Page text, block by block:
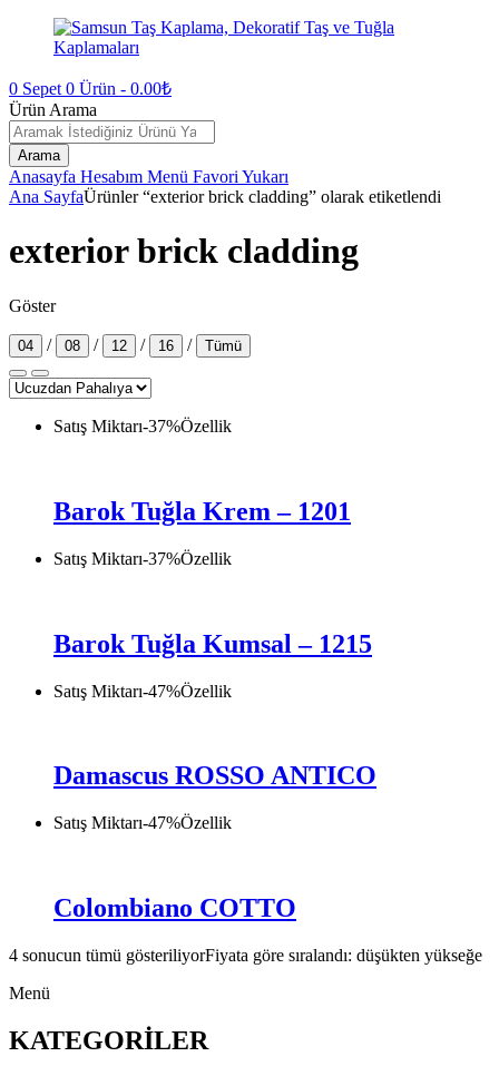
0 Sepet 0 Ürün - 0.00₺
Ürün Arama
Arama
Anasayfa Hesabım Menü Favori Yukarı
Ana SayfaÜrünler “exterior brick cladding” olarak etiketlendi
exterior brick cladding
Göster
04 / 08 / 12 / 16 / Tümü
Satış Miktarı-37%Özellik
Barok Tuğla Krem – 1201
Satış Miktarı-37%Özellik
Barok Tuğla Kumsal – 1215
Satış Miktarı-47%Özellik
Damascus ROSSO ANTICO
Satış Miktarı-47%Özellik
Colombiano COTTO
4 sonucun tümü gösteriliyorFiyata göre sıralandı: düşükten yükseğe
Menü
KATEGORİLER